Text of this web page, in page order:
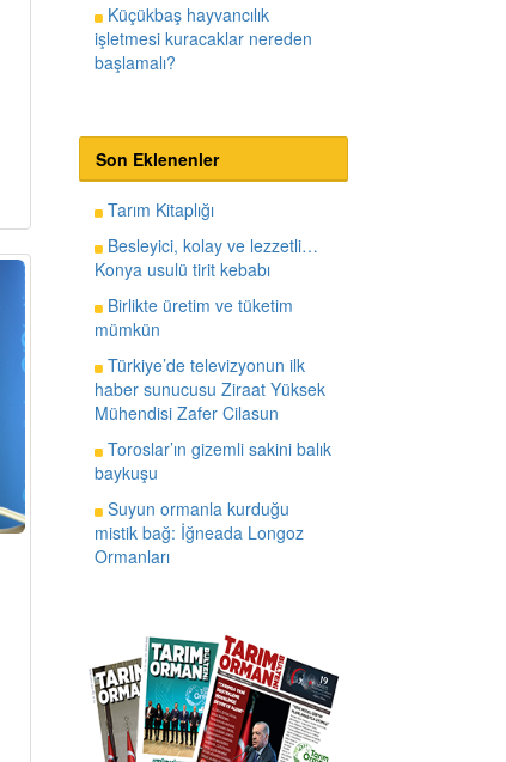
Küçükbaş hayvancılık
işletmesi kuracaklar nereden
başlamalı?
Son Eklenenler
Tarım Kitaplığı
Besleyici, kolay ve lezzetli…
Konya usulü tirit kebabı
Birlikte üretim ve tüketim
mümkün
Türkiye’de televizyonun ilk
haber sunucusu Ziraat Yüksek
Mühendisi Zafer Cilasun
Toroslar’ın gizemli sakini balık
baykuşu
Suyun ormanla kurduğu
mistik bağ: İğneada Longoz
Ormanları